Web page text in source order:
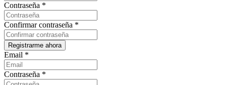
Contraseña *
Confirmar contraseña *
Email *
Contraseña *